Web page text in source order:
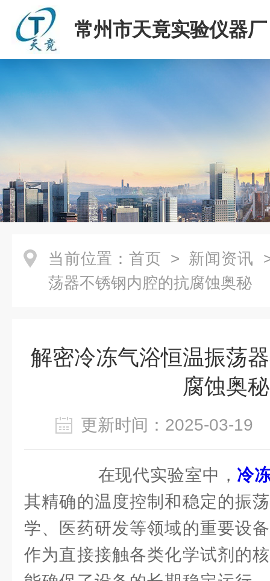
常州市天竟实验仪器厂
当前位置： 首页 > 新闻资讯
荡器不锈钢内腔的抗腐蚀奥秘
解密冷冻气浴恒温振荡
腐蚀奥秘
更新时间：2025-03-
在现代实验室中，冷
其精确的温度控制和稳定的振
学、医药研发等领域的重要设
作为直接接触各类化学试剂的